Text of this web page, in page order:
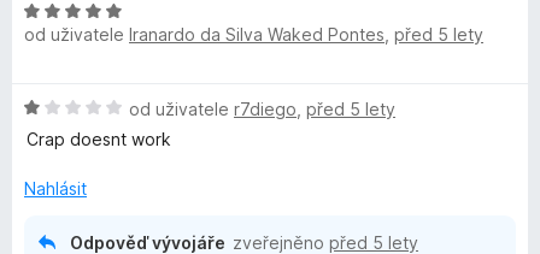
:
1
o
c
:
z
H
o
o
c
n
od uživatele Iranardo da Silva Waked Pontes před 5 lety
H
o
n
od uživatele r7diego před 5 lety
Crap doesnt work
Nahlásit
Odpověď vývojáře zveřejněno před 5 lety